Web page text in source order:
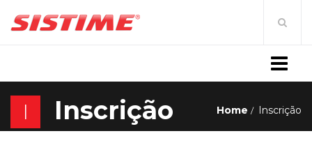
I Inscrição Home Inscrição